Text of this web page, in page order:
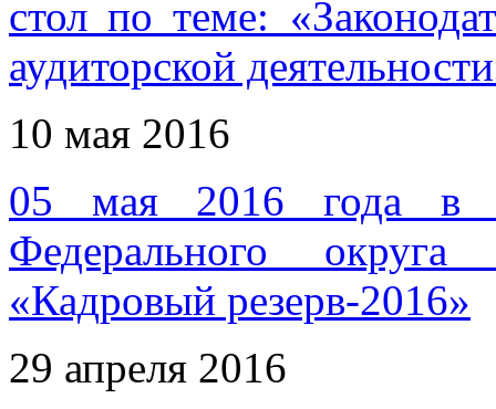
стол по теме:
аудиторской
10 мая 2016
05 мая 2016 года в
Федерального
«Кадровый резерв-2016»
29 апреля 2016